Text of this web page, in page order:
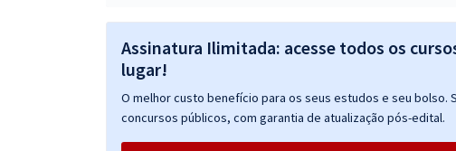
Assinatura Ilimitada: acesse todos os
lugar!
O melhor custo benefício para os seus estudos e seu bolso.
concursos públicos, com garantia de atualização pós-edital.